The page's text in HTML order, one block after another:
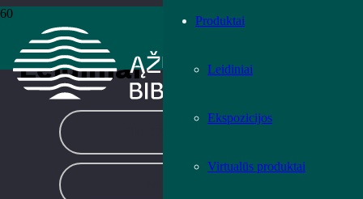
Produktai
Leidiniai
Ekspozicijos
Virtualūs produktai
Leidiniai